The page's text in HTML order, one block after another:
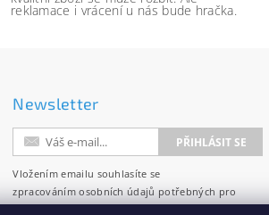
reklamace i vrácení u nás bude hračka.
Newsletter
Vložením emailu souhlasíte se
zpracováním osobních údajů potřebných pro